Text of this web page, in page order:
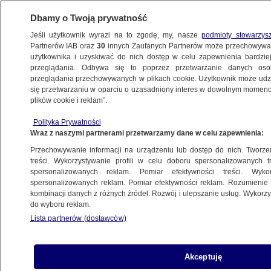
ŚWIAT
wyboru". USA o ataku na amerykańską
bazę
29.01.2024, 22:56Aktualizacja: 30.01.2024, 06:14
Udostępnij
zapowiedział, że odpowiedź na atak na siły USA
Dbamy o Twoją prywatność
Jeśli użytkownik wyrazi na to zgodę, my, naszepodmioty
Partnerów IAB oraz30 innych Zaufanych Partnerów może
użytkownika i uzyskiwać do nich dostęp w celu zapewnienia
przeglądania. Odbywa się to poprzez przetwarzanie danych
przeglądania przechowywanych w plikach cookie. Użytkownik może
się przetwarzaniu w oparciu o uzasadniony interes w dowolnym
plików cookie i reklam”.
Polityka Prywatności
Wraz z naszymi partnerami przetwarzamy dane w celu zapewnienia:
Przechowywanie informacji na urządzeniu lub dostęp do nich.
treści. Wykorzystywanie profili w celu doboru spersonalizowanych
spersonalizowanych reklam. Pomiar efektywności treści.
spersonalizowanych reklam. Pomiar efektywności reklam.
kombinacji danych z różnych źródeł. Rozwój i ulepszanie usług.
do wyboru reklam.
Lista partnerów (dostawców)
Akceptuję